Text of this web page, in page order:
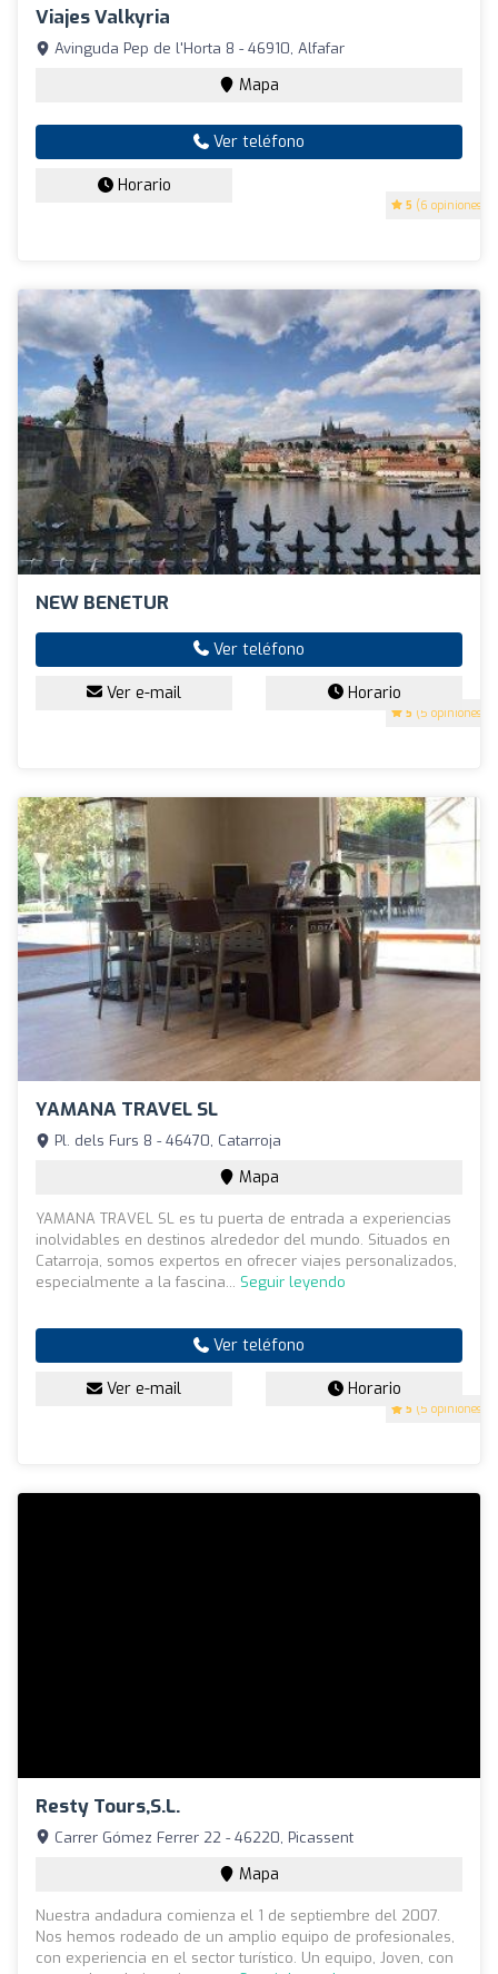
Viajes Valkyria
5 (6 opiniones)
Avinguda Pep de l'Horta 8 - 46910, Alfafar
Mapa
Ver teléfono
Horario
NEW BENETUR
5 (5 opiniones)
Ver teléfono
Ver e-mail Horario
YAMANA TRAVEL SL
5 (5 opiniones)
Pl. dels Furs 8 - 46470, Catarroja
Mapa
YAMANA TRAVEL SL es tu puerta de entrada a experiencias
inolvidables en destinos alrededor del mundo. Situados en
Catarroja, somos expertos en ofrecer viajes personalizados,
especialmente a la fascina... Seguir leyendo
Ver teléfono
Ver e-mail Horario
Resty Tours,S.L.
Carrer Gómez Ferrer 22 - 46220, Picassent
Mapa
Nuestra andadura comienza el 1 de septiembre del 2007.
Nos hemos rodeado de un amplio equipo de profesionales,
con experiencia en el sector turístico. Un equipo, Joven, con